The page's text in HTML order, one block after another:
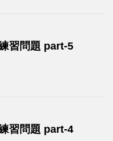
習問題 part-5
習問題 part-4